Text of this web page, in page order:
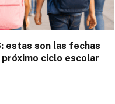
estas son las fechas
ciclo escolar